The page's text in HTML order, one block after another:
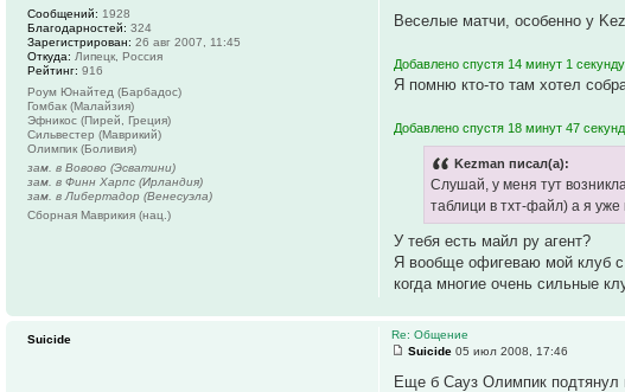
Веселые матчи, особенно у
Добавлено спустя 14 минут 1
Я помню кто-то там хотел
Добавлено спустя 18 минут 47
Kezman писал(а):
Слушай, у меня тут
таблици в тхт-файл) а я
У тебя есть майл ру агент?
Я вообще офигеваю мой клуб с
когда многие очень сильные
Сообщений: 1928
Благодарностей: 324
Зарегистрирован: 26 авг 2007, 11:45
Откуда: Липецк, Россия
Рейтинг: 916
Роум Юнайтед (Барбадос)
Гомбак (Малайзия)
Эфникос (Пирей, Греция)
Сильвестер (Маврикий)
Олимпик (Боливия)
зам. в Вовово (Эсватини)
зам. в Финн Харпс (Ирландия)
зам. в Либертадор (Венесуэла)
Сборная Маврикия (нац.)
Re: Общение
Suicide 05 июл 2008, 17:46
Еще б Сауз Олимпик подтянул
Suicide